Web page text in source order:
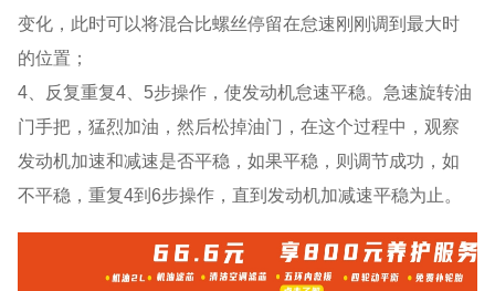
变化，此时可以将混合比螺丝停留在怠速刚刚调到最大时
的位置；
4、反复重复4、5步操作，使发动机怠速平稳。急速旋转油
门手把，猛烈加油，然后松掉油门，在这个过程中，观察
发动机加速和减速是否平稳，如果平稳，则调节成功，如
不平稳，重复4到6步操作，直到发动机加减速平稳为止。